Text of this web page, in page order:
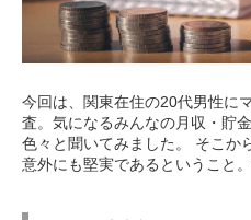
今回は、関東在住の20代男性に
査。気になるみんなの月収・貯
色々と聞いてみました。 そこか
意外にも堅実であるということ